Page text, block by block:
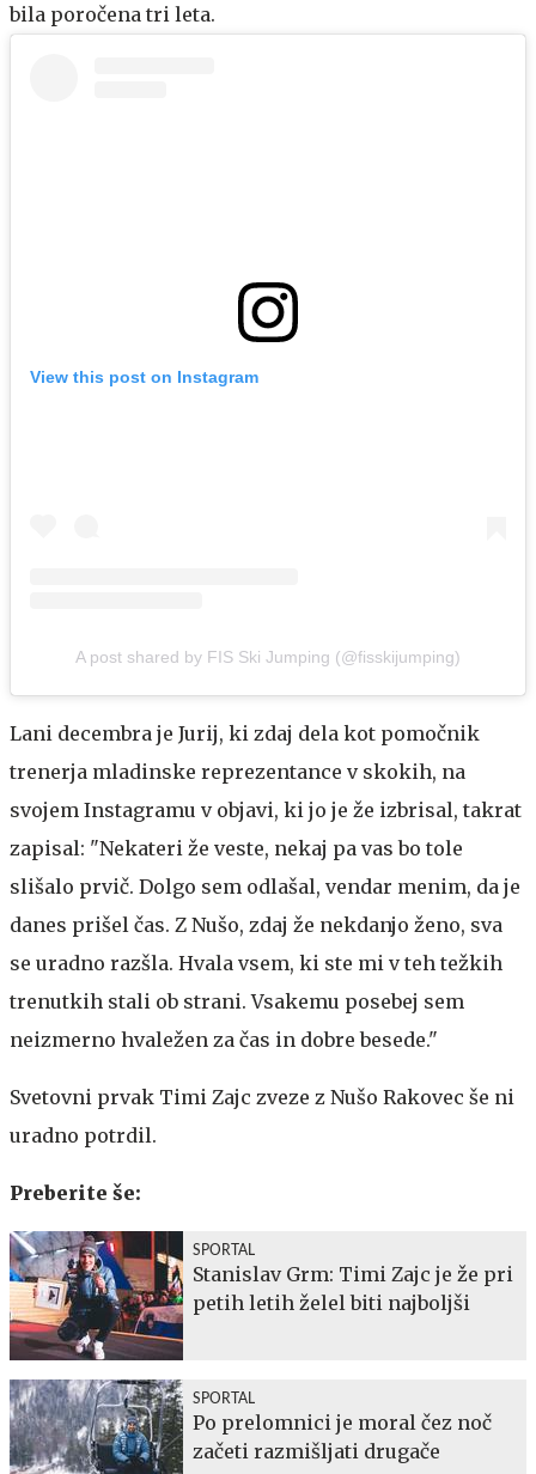
bila poročena tri leta.
View this post on Instagram
A post shared by FIS Ski Jumping (@fisskijumping)
Lani decembra je Jurij, ki zdaj dela kot pomočnik
trenerja mladinske reprezentance v skokih, na
svojem Instagramu v objavi, ki jo je že izbrisal, takrat
zapisal: "Nekateri že veste, nekaj pa vas bo tole
slišalo prvič. Dolgo sem odlašal, vendar menim, da je
danes prišel čas. Z Nušo, zdaj že nekdanjo ženo, sva
se uradno razšla. Hvala vsem, ki ste mi v teh težkih
trenutkih stali ob strani. Vsakemu posebej sem
neizmerno hvaležen za čas in dobre besede."
Svetovni prvak Timi Zajc zveze z Nušo Rakovec še ni
uradno potrdil.
Preberite še:
SPORTAL
Stanislav Grm: Timi Zajc je že pri
petih letih želel biti najboljši
SPORTAL
Po prelomnici je moral čez noč
začeti razmišljati drugače